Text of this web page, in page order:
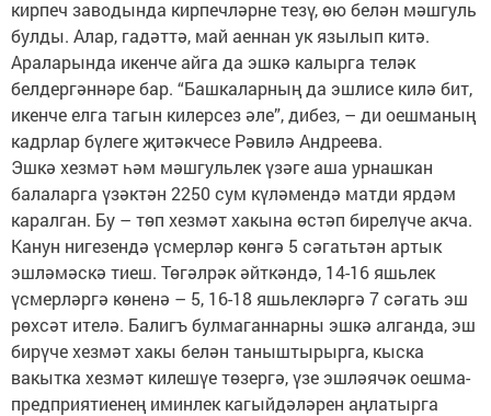
кирпеч заводында кирпечләрне тезү, өю белән мәшгуль
булды. Алар, гадәттә, май аеннан ук язылып китә.
Араларында икенче айга да эшкә калырга теләк
белдергәннәре бар. “Башкаларның да эшлисе килә бит,
икенче елга тагын килерсез әле”, дибез, – ди оешманың
кадрлар бүлеге җитәкчесе Рәвилә Андреева.
Эшкә хезмәт һәм мәшгульлек үзәге аша урнашкан
балаларга үзәктән 2250 сум күләмендә матди ярдәм
каралган. Бу – төп хезмәт хакына өстәп бирелүче акча.
Канун нигезендә үсмерләр көнгә 5 сәгатьтән артык
эшләмәскә тиеш. Төгәлрәк әйткәндә, 14-16 яшьлек
үсмерләргә көненә – 5, 16-18 яшьлекләргә 7 сәгать эш
рөхсәт ителә. Балигъ булмаганнарны эшкә алганда, эш
бирүче хезмәт хакы белән таныштырырга, кыска
вакытка хезмәт килешүе төзергә, үзе эшләячәк оешма-
предприятиенең иминлек кагыйдәләрен аңлатырга